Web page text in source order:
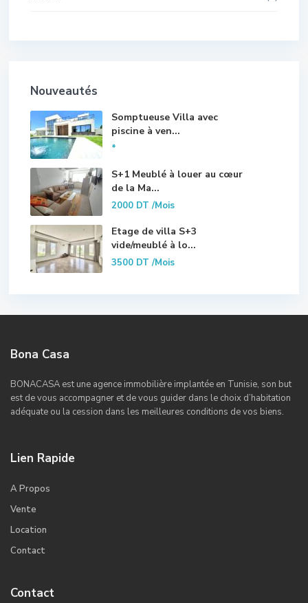
Nouveautés
Somptueuse Villa avec
piscine à ven...
*
S+1 Meublé à louer au cœur
de la Ma...
2000 DT/Mois
Etage de villa S+3
vide/meublé à lo...
3500 DT/Mois
Bona Casa
BONACASA est une agence immobilière implantée en Tunisie, son but
est de vous accompagner et de vous guider dans le choix d’habitation
adéquate ou la cession dans les meilleures conditions de vos biens.
Lien Rapide
A Propos
Vente
Location
Contact
Contact